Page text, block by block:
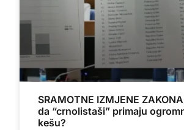
SRAMOTNE IZMJENE
da “crnolistaši” primaju
kešu?